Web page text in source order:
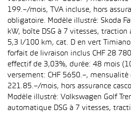
199.–/mois, TVA incluse, hors
obligatoire. Modèle illustré: Skoda
kW, boîte DSG à 7 vitesses,
5,3 l/100 km, cat. D en vert
forfait de livraison inclus CHF 28
effectif de 3,03%, durée: 48 mois
versement: CHF 5650.–, mensualité
221.85.–/mois, hors assurance
Modèle illustré: Volkswagen Golf
automatique DSG à 7 vitesses,